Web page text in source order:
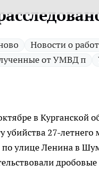
Новости о
от УМВД п
в Курганской
убийства 27-
улице Ленина в